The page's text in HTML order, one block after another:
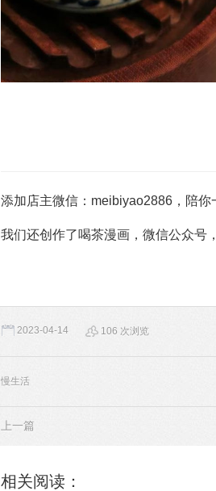
添加店主微信：meibiyao2886，陪你
我们还创作了喝茶漫画，微信公众号
2023-04-14 106 次浏览
慢生活
上一篇
相关阅读：